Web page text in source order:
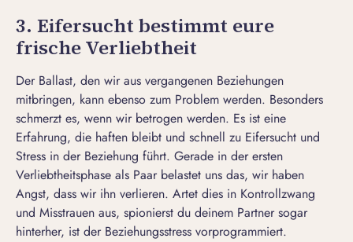
3. Eifersucht bestimmt eure
frische Verliebtheit
Der Ballast, den wir aus vergangenen Beziehungen
mitbringen, kann ebenso zum Problem werden. Besonders
schmerzt es, wenn wir betrogen werden. Es ist eine
Erfahrung, die haften bleibt und schnell zu Eifersucht und
Stress in der Beziehung führt. Gerade in der ersten
Verliebtheitsphase als Paar belastet uns das, wir haben
Angst, dass wir ihn verlieren. Artet dies in Kontrollzwang
und Misstrauen aus, spionierst du deinem Partner sogar
hinterher, ist der Beziehungsstress vorprogrammiert.